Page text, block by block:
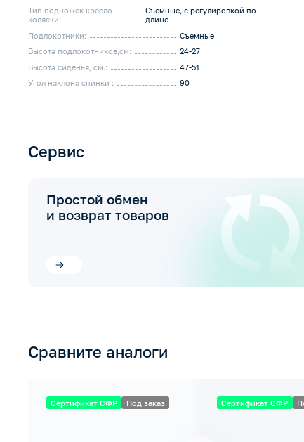
Тип подножек кресло-
коляски:
Съемные, с регулировкой по
длине
Подлокотники:
Съемные
Высота подлокотников,см:
24-27
Высота сиденья, см.:
47-51
Угол наклона спинки :
90
Сервис
Простой обмен
и возврат товаров
Сравните аналоги
Сертификат СФР Под заказ Сертификат СФР